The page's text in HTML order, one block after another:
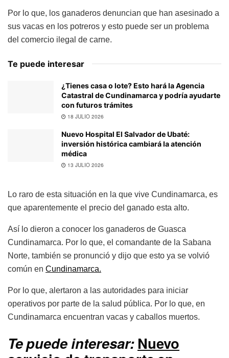
Por lo que, los ganaderos denuncian que han asesinado a
sus vacas en los potreros y esto puede ser un problema
del comercio ilegal de carne.
Te puede interesar
¿Tienes casa o lote? Esto hará la Agencia
Catastral de Cundinamarca y podría ayudarte
con futuros trámites
18 JULIO 2026
Nuevo Hospital El Salvador de Ubaté:
inversión histórica cambiará la atención
médica
13 JULIO 2026
Lo raro de esta situación en la que vive Cundinamarca, es
que aparentemente el precio del ganado esta alto.
Así lo dieron a conocer los ganaderos de Guasca
Cundinamarca. Por lo que, el comandante de la Sabana
Norte, también se pronunció y dijo que esto ya se volvió
común en Cundinamarca.
Por lo que, alertaron a las autoridades para iniciar
operativos por parte de la salud pública. Por lo que, en
Cundinamarca encuentran vacas y caballos muertos.
Te puede interesar:Nuevo